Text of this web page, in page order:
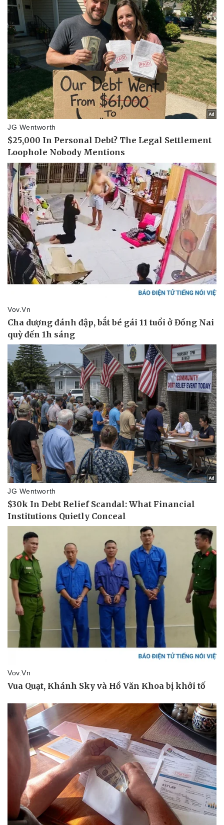
Pháp luật
Vụ án
Tin nóng
Tư vấn luật
Quân sự - Quốc phòng
Vũ khí
Việt Nam
Phân tích